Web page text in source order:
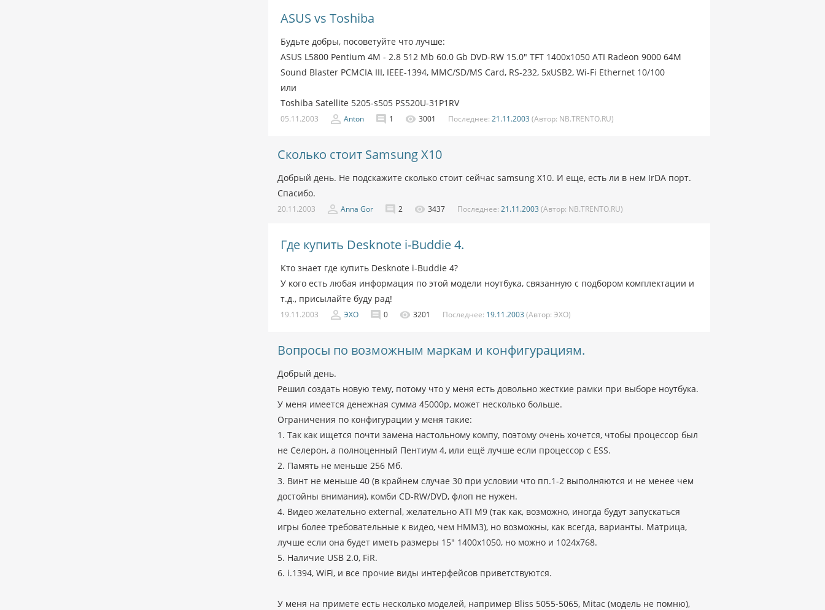
ASUS vs Toshiba
Будьте добры, посоветуйте что лучше:
ASUS L5800 Pentium 4M - 2.8 512 Mb 60.0 Gb DVD-RW 15.0" TFT 1400x1050 ATI Radeon 9000 64M
Sound Blaster PCMCIA III, IEEE-1394, MMC/SD/MS Card, RS-232, 5xUSB2, Wi-Fi Ethernet 10/100
или
Toshiba Satellite 5205-s505 PS520U-31P1RV
05.11.2003 Anton 1 3001 Последнее: 21.11.2003 (Автор: NB.TRENTO.RU)
Сколько стоит Samsung X10
Добрый день. Не подскажите сколько стоит сейчас samsung X10. И еще, есть ли в нем IrDA порт.
Спасибо.
20.11.2003 Anna Gor 2 3437 Последнее: 21.11.2003 (Автор: NB.TRENTO.RU)
Где купить Desknote i-Buddie 4.
Кто знает где купить Desknote i-Buddie 4?
У кого есть любая информация по этой модели ноутбука, связанную с подбором комплектации и
т.д., присылайте буду рад!
19.11.2003 ЭХО 0 3201 Последнее: 19.11.2003 (Автор: ЭХО)
Вопросы по возможным маркам и конфигурациям.
Добрый день.
Решил создать новую тему, потому что у меня есть довольно жесткие рамки при выборе ноутбука.
У меня имеется денежная сумма 45000р, может несколько больше.
Ограничения по конфигурации у меня такие:
1. Так как ищется почти замена настольному компу, поэтому очень хочется, чтобы процессор был
не Селерон, а полноценный Пентиум 4, или ещё лучше если процессор с ESS.
2. Память не меньше 256 Мб.
3. Винт не меньше 40 (в крайнем случае 30 при условии что пп.1-2 выполняются и не менее чем
достойны внимания), комби CD-RW/DVD, флоп не нужен.
4. Видео желательно external, желательно ATI M9 (так как, возможно, иногда будут запускаться
игры более требовательные к видео, чем HMM3), но возможны, как всегда, варианты. Матрица,
лучше если она будет иметь размеры 15" 1400х1050, но можно и 1024х768.
5. Наличие USB 2.0, FiR.
6. i.1394, WiFi, и все прочие виды интерфейсов приветствуются.
У меня на примете есть несколько моделей, например Bliss 5055-5065, Mitac (модель не помню),